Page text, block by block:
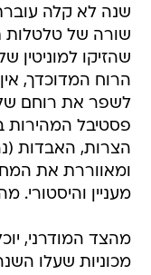
שנה לא קלה
שורה של טלטלות
שהזיקו למוניטין
הרוח המדוכדך,
לשפר את רוחם
פסטיבל המהירות
הצרות, האבדות
ומאווררת את
מעניין והיסטורי.
מהצד המודרני,
מכוניות שעלו